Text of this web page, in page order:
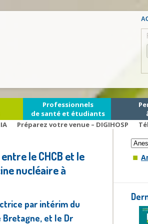
Professionnels
de santé et étudiants
Préparez votre venue – DIGIHOSP
le CHCB et le
nucléaire à
par intérim du
Bretagne, et le Dr